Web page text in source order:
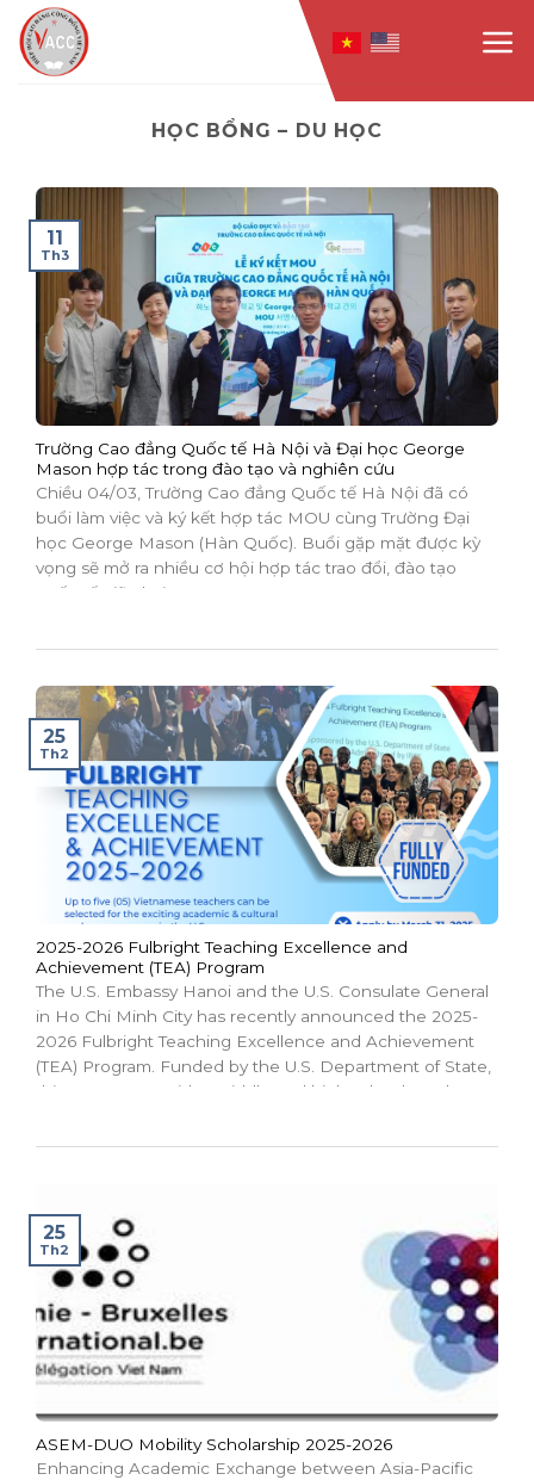
Skip
to
content
HỌC BỔNG – DU HỌC
Trường Cao đẳng Quốc tế Hà Nội và Đại học George
Mason hợp tác trong đào tạo và nghiên cứu
Chiều 04/03, Trường Cao đẳng Quốc tế Hà Nội đã có
buổi làm việc và ký kết hợp tác MOU cùng Trường Đại
học George Mason (Hàn Quốc). Buổi gặp mặt được kỳ
vọng sẽ mở ra nhiều cơ hội hợp tác trao đổi, đào tạo
quốc tế giữa hai...
11
Th3
2025-2026 Fulbright Teaching Excellence and
Achievement (TEA) Program
The U.S. Embassy Hanoi and the U.S. Consulate General
in Ho Chi Minh City has recently announced the 2025-
2026 Fulbright Teaching Excellence and Achievement
(TEA) Program. Funded by the U.S. Department of State,
this program provides middle and high school teachers
25
Th2
ASEM-DUO Mobility Scholarship 2025-2026
Enhancing Academic Exchange between Asia-Pacific
25
Th2